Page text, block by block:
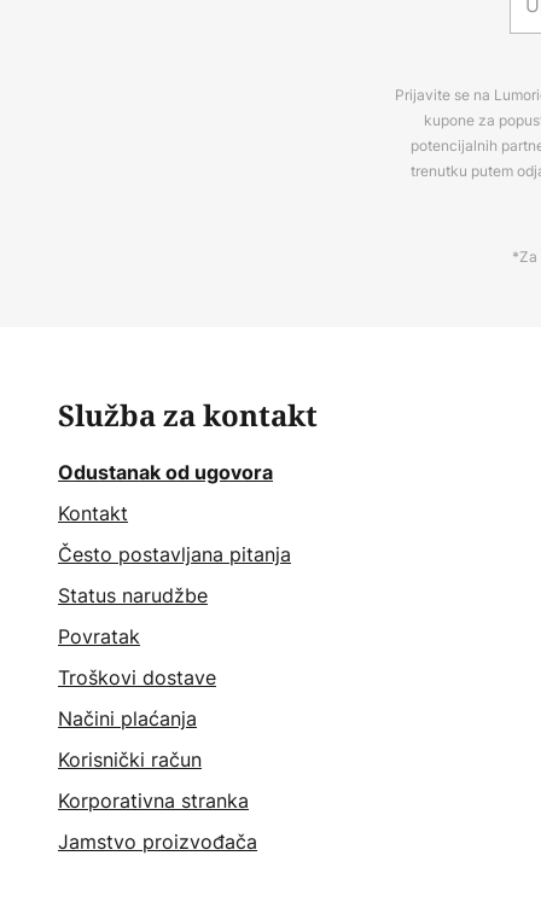
Prijavite se na
kupone za
potencijalnih
trenutku putem
*Za
Služba za kontakt
Odustanak od ugovora
Kontakt
Često postavljana pitanja
Status narudžbe
Povratak
Troškovi dostave
Načini plaćanja
Korisnički račun
Korporativna stranka
Jamstvo proizvođača